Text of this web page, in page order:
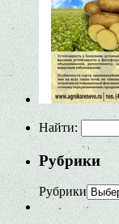
Найти:
Рубрики
Рубрики